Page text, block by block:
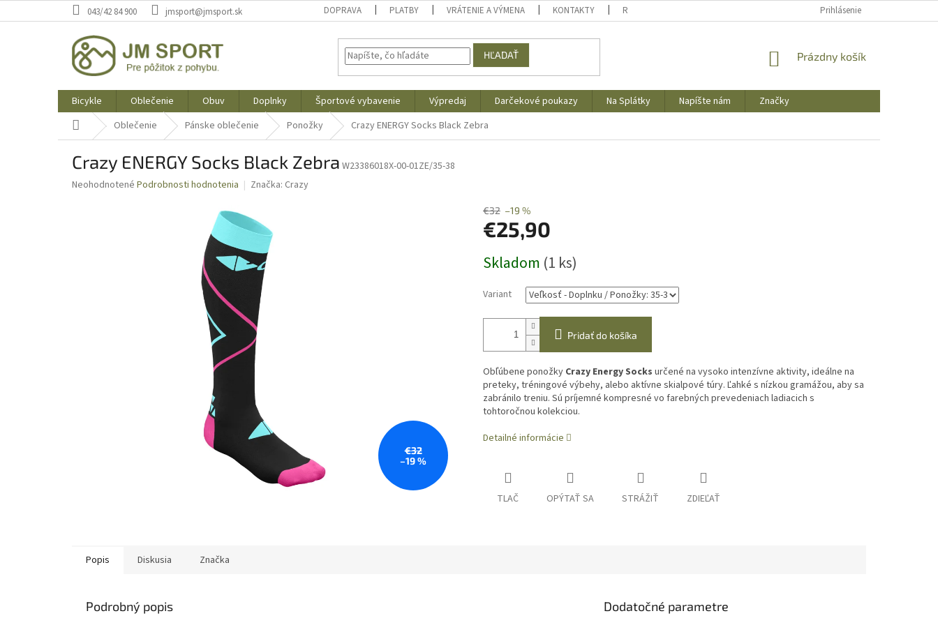
na
043/42 84 900 jmsport@jmsport.sk DOPRAVA PLATBY VRÁTENIE A VÝMENA KONTAKTY REKLAMAČNÝ PORIADOK OBCHODNÉ PODMIENKYPrihlásenie
HĽADAŤ
NÁKUPNÝ
Prázdny košík
Bicykle Oblečenie Obuv Doplnky Športové vybavenie Výpredaj Darčekové poukazy Na Splátky Napíšte nám
Značky
Domov Oblečenie Pánske oblečenie Ponožky Crazy ENERGY Socks Black Zebra
Crazy ENERGY Socks Black Zebra W23386018X-00-01ZE/35-38
Priemerné
Neohodnotené Podrobnosti hodnotenia Značka: Crazy
€32
–19 %
€32 –19 %
€25,90
cena:
Skladom (1 ks)
Variant
Pridať do košíka
Obľúbene ponožky Crazy Energy Socks určené na vysoko intenzívne aktivity, ideálne na
preteky, tréningové výbehy, alebo aktívne skialpové túry. Ľahké s nízkou gramážou, aby sa
zabránilo treniu. Sú príjemné kompresné vo farebných prevedeniach ladiacich s
tohtoročnou kolekciou.
Detailné informácie
TLAČ OPÝTAŤ SA STRÁŽIŤ ZDIEĽAŤ
Popis Diskusia Značka
Podrobný popis Dodatočné parametre